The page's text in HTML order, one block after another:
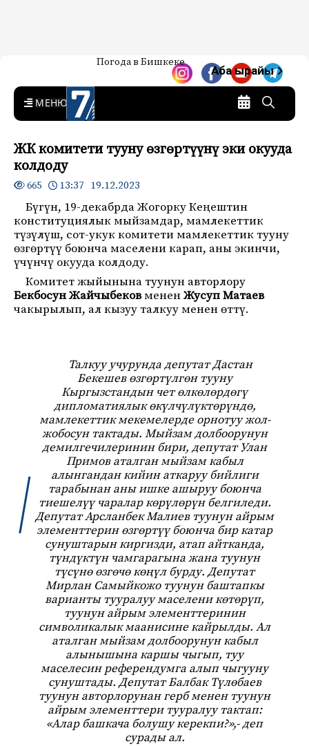
7-канал. Жаңылыктар —
Кыргызстан
Жаңылыктар — Кыргызстан
Погода в Бишкеке
Аба ырайы
MENU
ЖК комитети тууну өзгөртүүнү эки окууда
колдоду
665 13:37 19.12.2023
Бүгүн, 19-декабрда Жогорку Кеңештин
конституциялык мыйзамдар, мамлекеттик
түзүлүш, сот-укук комитети мамлекеттик тууну
өзгөртүү боюнча маселени карап, аны экинчи,
үчүнчү окууда колдоду.
Комитет жыйынына туунун авторлору
Бекбосун ЖайчыбековмененЖусуп Матаев
чакырылып, ал кызуу талкуу менен өттү.
Талкуу учурунда депутат Дастан
Бекешев өзгөртүлгөн тууну
Кыргызстандын чет өлкөлөрдөгү
дипломатиялык өкүлчүлүктөрүндө,
мамлекеттик мекемелерде орнотуу жол-
жобосун тактады. Мыйзам долбоорунун
демилгечилеринин бири, депутат Улан
Примов аталган мыйзам кабыл
алынгандан кийин аткаруу бийлиги
тарабынан аны ишке ашыруу боюнча
тиешелүү чаралар көрүлөрүн белгиледи.
Депутат Арсланбек Малиев туунун айрым
элементтерин өзгөртүү боюнча бир катар
сунуштарын киргизди, атап айтканда,
түндүктүн чамгарагына жана туунун
түсүнө өзгөчө көңүл бурду. Депутат
Мирлан Самыйкожо туунун баштапкы
варианты тууралуу маселени көтөрүп,
туунун айрым элементтеринин
символикалык маанисине кайрылды. Ал
аталган мыйзам долбоорунун кабыл
алынышына каршы чыгып, туу
маселесин референдумга алып чыгууну
сунуштады. Депутат Балбак Түлөбаев
туунун авторлорунан герб менен туунун
айрым элементтери тууралуу тактап:
«Алар башкача болушу керекпи?»,- деп
сурады ал.